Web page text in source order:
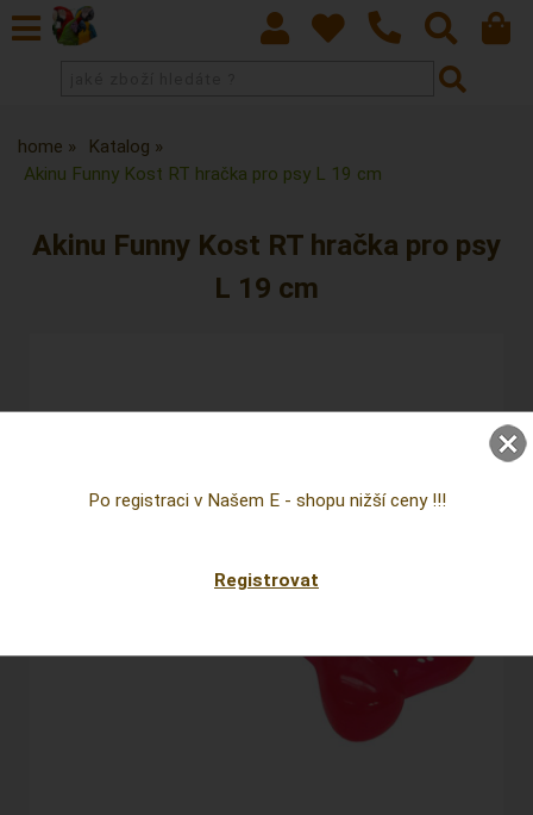
home
Katalog
Akinu Funny Kost RT hračka pro psy L 19 cm
Akinu Funny Kost RT hračka pro psy
L 19 cm
Po registraci v Našem E - shopu nižší ceny !!!
Registrovat